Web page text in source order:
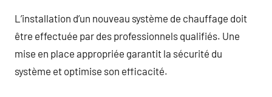
L’installation d’un nouveau système de chauffage doit
être effectuée par des professionnels qualifiés. Une
mise en place appropriée garantit la sécurité du
système et optimise son efficacité.